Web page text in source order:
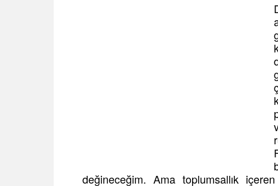
değineceğim. Ama toplumsallık